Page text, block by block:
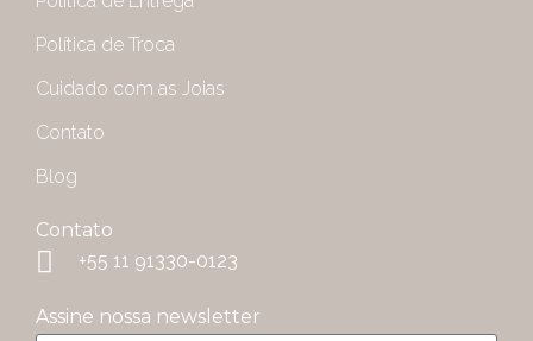
Política de Troca
Cuidado com as Joias
Contato
Blog
Contato
+55 11 91330-0123
Assine nossa newsletter